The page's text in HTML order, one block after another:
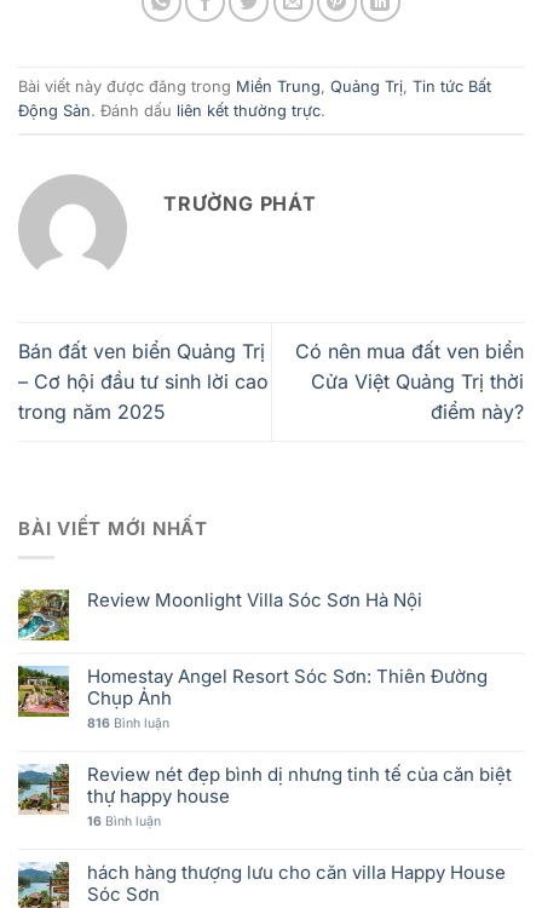
Bài viết này được đăng trong Miền Trung, Quảng Trị, Tin tức Bất
Động Sản. Đánh dấu liên kết thường trực.
TRƯỜNG PHÁT
Bán đất ven biển Quảng Trị
– Cơ hội đầu tư sinh lời cao
trong năm 2025
Có nên mua đất ven biển
Cửa Việt Quảng Trị thời
điểm này?
BÀI VIẾT MỚI NHẤT
Review Moonlight Villa Sóc Sơn Hà Nội
Homestay Angel Resort Sóc Sơn: Thiên Đường
Chụp Ảnh
816 Bình luận
Review nét đẹp bình dị nhưng tinh tế của căn biệt
thự happy house
16 Bình luận
hách hàng thượng lưu cho căn villa Happy House
Sóc Sơn